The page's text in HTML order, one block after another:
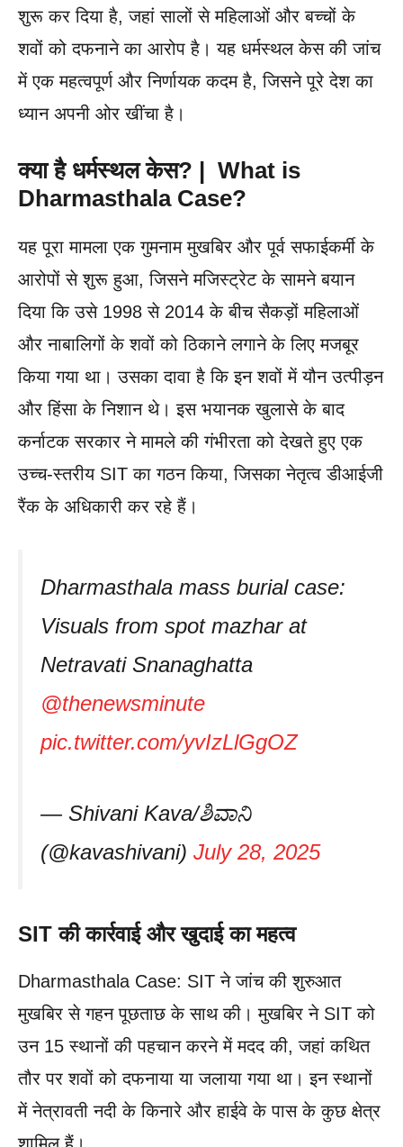
शुरू कर दिया है, जहां सालों से महिलाओं और बच्चों के
शवों को दफनाने का आरोप है। यह धर्मस्थल केस की जांच
में एक महत्वपूर्ण और निर्णायक कदम है, जिसने पूरे देश का
ध्यान अपनी ओर खींचा है।
क्या है धर्मस्थल केस? | What is
Dharmasthala Case?
यह पूरा मामला एक गुमनाम मुखबिर और पूर्व सफाईकर्मी के
आरोपों से शुरू हुआ, जिसने मजिस्ट्रेट के सामने बयान
दिया कि उसे 1998 से 2014 के बीच सैकड़ों महिलाओं
और नाबालिगों के शवों को ठिकाने लगाने के लिए मजबूर
किया गया था। उसका दावा है कि इन शवों में यौन उत्पीड़न
और हिंसा के निशान थे। इस भयानक खुलासे के बाद
कर्नाटक सरकार ने मामले की गंभीरता को देखते हुए एक
उच्च-स्तरीय SIT का गठन किया, जिसका नेतृत्व डीआईजी
रैंक के अधिकारी कर रहे हैं।
Dharmasthala mass burial case:
Visuals from spot mazhar at
Netravati Snanaghatta
@thenewsminute
pic.twitter.com/yvIzLlGgOZ
— Shivani Kava/ಶಿವಾನಿ
(@kavashivani) July 28, 2025
SIT की कार्रवाई और खुदाई का महत्व
Dharmasthala Case: SIT ने जांच की शुरुआत
मुखबिर से गहन पूछताछ के साथ की। मुखबिर ने SIT को
उन 15 स्थानों की पहचान करने में मदद की, जहां कथित
तौर पर शवों को दफनाया या जलाया गया था। इन स्थानों
में नेत्रावती नदी के किनारे और हाईवे के पास के कुछ क्षेत्र